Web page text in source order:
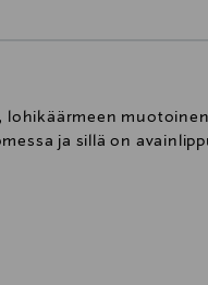
lohikäärmeen
ja sillä on